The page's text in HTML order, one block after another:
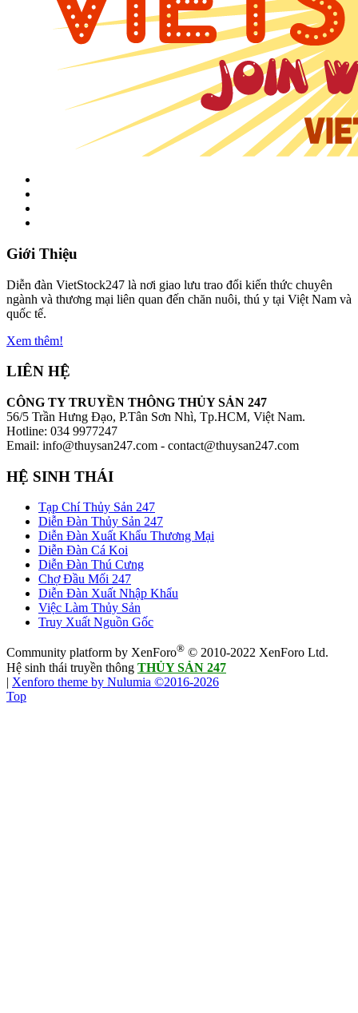
Giới Thiệu
Diễn đàn VietStock247 là nơi giao lưu trao đổi kiến thức chuyên
ngành và thương mại liên quan đến chăn nuôi, thú y tại Việt Nam và
quốc tế.
Xem thêm!
LIÊN HỆ
CÔNG TY TRUYỀN THÔNG THỦY SẢN 247
56/5 Trần Hưng Đạo, P.Tân Sơn Nhì, Tp.HCM, Việt Nam.
Hotline: 034 9977247
Email: info@thuysan247.com - contact@thuysan247.com
HỆ SINH THÁI
Tạp Chí Thủy Sản 247
Diễn Đàn Thủy Sản 247
Diễn Đàn Xuất Khẩu Thương Mại
Diễn Đàn Cá Koi
Diễn Đàn Thú Cưng
Chợ Đầu Mối 247
Diễn Đàn Xuất Nhập Khẩu
Việc Làm Thủy Sản
Truy Xuất Nguồn Gốc
Community platform by XenForo® © 2010-2022 XenForo Ltd.
Hệ sinh thái truyền thông THỦY SẢN 247
| Xenforo theme by Nulumia ©2016-2026
Top